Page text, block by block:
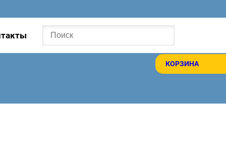
КОРЗИНА